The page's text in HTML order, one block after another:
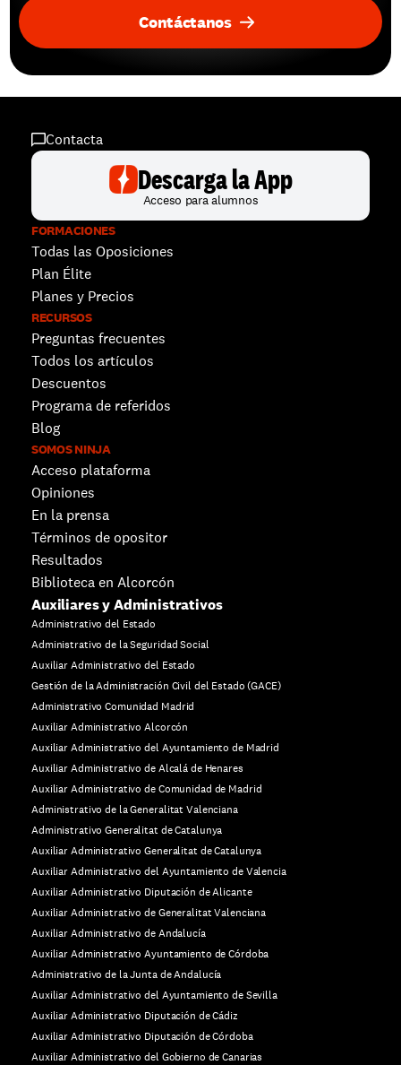
Contáctanos
FORMACIONES
Todas las Oposiciones
Plan Élite
Planes y Precios
RECURSOS
Preguntas frecuentes
Todos los artículos
Descuentos
Programa de referidos
Blog
SOMOS NINJA
Acceso plataforma
Opiniones
En la prensa
Términos de opositor
Resultados
Biblioteca en Alcorcón
Contacta
Descarga la App
Acceso para alumnos
Auxiliares y Administrativos
Administrativo del Estado
Administrativo de la Seguridad Social
Auxiliar Administrativo del Estado
Gestión de la Administración Civil del Estado (GACE)
Administrativo Comunidad Madrid
Auxiliar Administrativo Alcorcón
Auxiliar Administrativo del Ayuntamiento de Madrid
Auxiliar Administrativo de Alcalá de Henares
Auxiliar Administrativo de Comunidad de Madrid
Administrativo de la Generalitat Valenciana
Administrativo Generalitat de Catalunya
Auxiliar Administrativo Generalitat de Catalunya
Auxiliar Administrativo del Ayuntamiento de Valencia
Auxiliar Administrativo Diputación de Alicante
Auxiliar Administrativo de Generalitat Valenciana
Auxiliar Administrativo de Andalucía
Auxiliar Administrativo Ayuntamiento de Córdoba
Administrativo de la Junta de Andalucía
Auxiliar Administrativo del Ayuntamiento de Sevilla
Auxiliar Administrativo Diputación de Cádiz
Auxiliar Administrativo Diputación de Córdoba
Auxiliar Administrativo del Gobierno de Canarias